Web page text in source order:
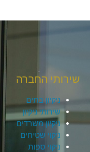
שירותי החברה
ניקיון בתים
שירותי ניקיון
ניקיון משרדים
ניקוי שטיחים
ניקוי ספות